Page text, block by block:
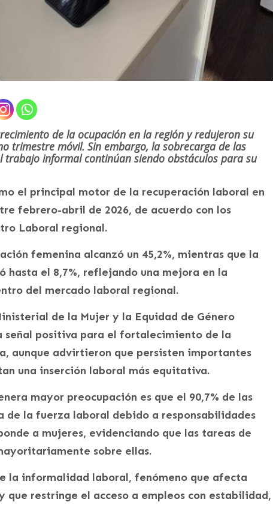
de la ocupación en la región y redujeron su
trimestre móvil. Sin embargo, la sobrecarga de las
trabajo informal continúan siendo obstáculos para su
el principal motor de la recuperación laboral en
febrero-abril de 2026, de acuerdo con los
Laboral regional.
femenina alcanzó un 45,2%, mientras que la
hasta el 8,7%, reflejando una mejora en la
del mercado laboral regional.
de la Mujer y la Equidad de Género
señal positiva para el fortalecimiento de la
aunque advirtieron que persisten importantes
una inserción laboral más equitativa.
mayor preocupación es que el 90,7% de las
de la fuerza laboral debido a responsabilidades
a mujeres, evidenciando que las tareas de
sobre ellas.
la informalidad laboral, fenómeno que afecta
que restringe el acceso a empleos con estabilidad,